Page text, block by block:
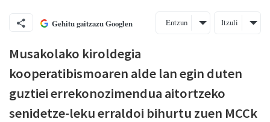
Gehitu gaitzazu Googlen Entzun Itzuli
Musakolako kiroldegia
kooperatibismoaren alde lan egin duten
guztiei errekonozimendua aitortzeko
senidetze-leku erraldoi bihurtu zuen MCCk